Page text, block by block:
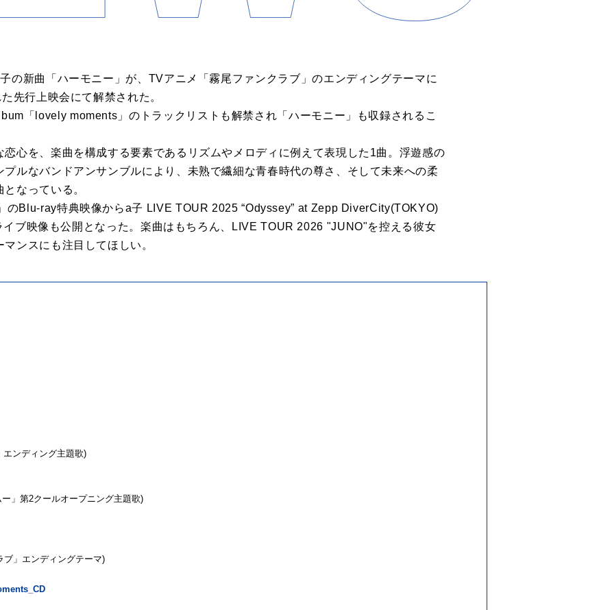
の新曲「ハーモニー」が、TVアニメ「霧尾ファンクラブ」のエンディングテーマに
先行上映会にて解禁された。
「lovely moments」のトラックリストも解禁され「ハーモニー」も収録されるこ
恋心を、楽曲を構成する要素であるリズムやメロディに例えて表現した1曲。浮遊感の
ルなバンドアンサンブルにより、未熟で繊細な青春時代の尊さ、そして未来への柔
なっている。
のBlu-ray特典映像からa子 LIVE TOUR 2025 “Odyssey” at Zepp DiverCity(TOKYO)
ブ映像も公開となった。楽曲はもちろん、LIVE TOUR 2026 "JUNO"を控える彼女
ンスにも注目してほしい。
ンディング主題歌)
」第2クールオープニング主題歌)
ブ」エンディングテーマ)